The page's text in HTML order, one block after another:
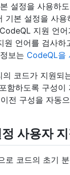
설정을 사용하
기본 설정을 사
지원 언
원 언어를 검사
보는 CodeQL을
의 코드가 지원
함하도록 구성
전 구성을 자동
사용자
로 코드의 초기